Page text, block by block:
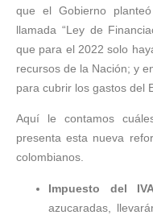
que el Gobierno
llamada “Ley de
que para el 2022 solo
recursos de la Nación; y
para cubrir los gastos del
Aquí le contamos
presenta esta nueva
colombianos.
Impuesto del
azucaradas,